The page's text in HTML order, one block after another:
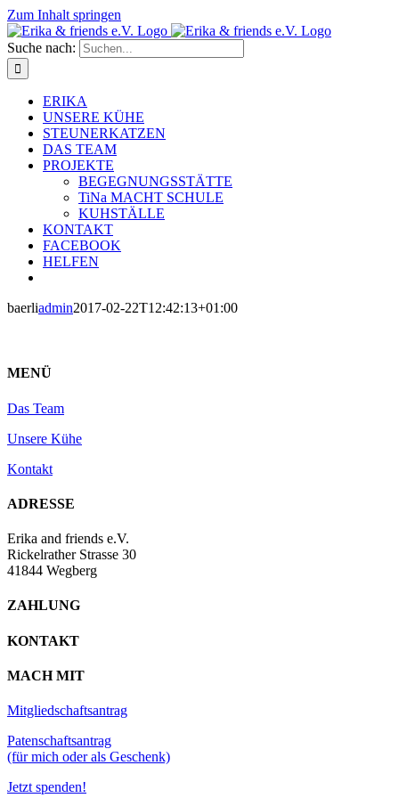
Zum Inhalt springen
Suche nach:
ERIKA
UNSERE KÜHE
STEUNERKATZEN
DAS TEAM
PROJEKTE
BEGEGNUNGSSTÄTTE
TiNa MACHT SCHULE
KUHSTÄLLE
KONTAKT
FACEBOOK
HELFEN
baerliadmin2017-02-22T12:42:13+01:00
MENÜ
Das Team
Unsere Kühe
Kontakt
ADRESSE
Erika and friends e.V.
Rickelrather Strasse 30
41844 Wegberg
ZAHLUNG
KONTAKT
MACH MIT
Mitgliedschaftsantrag
Patenschaftsantrag
(für mich oder als Geschenk)
Jetzt spenden!